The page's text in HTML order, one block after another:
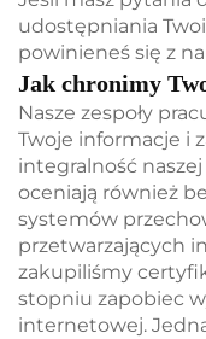
udostępniania
powinieneś się z
Jak chronimy
Nasze zespoły
Twoje informacje i
integralność
oceniają również
systemów
przetwarzających
zakupiliśmy
stopniu zapobiec
internetowej.